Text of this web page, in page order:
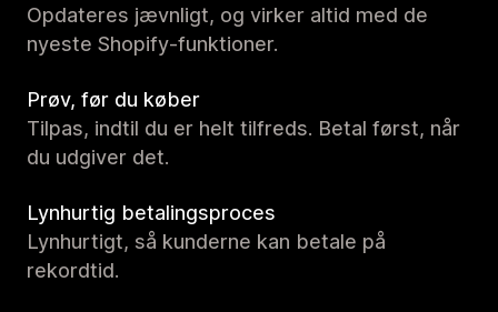
Opdateres jævnligt, og virker altid med de
nyeste Shopify-funktioner.
Prøv, før du køber
Tilpas, indtil du er helt tilfreds. Betal først, når
du udgiver det.
Lynhurtig betalingsproces
Lynhurtigt, så kunderne kan betale på
rekordtid.